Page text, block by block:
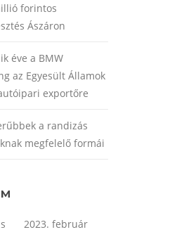
forintos
Ászáron
éve a BMW
az Egyesült Államok
exportőre
a randizás
megfelelő formái
2023. február